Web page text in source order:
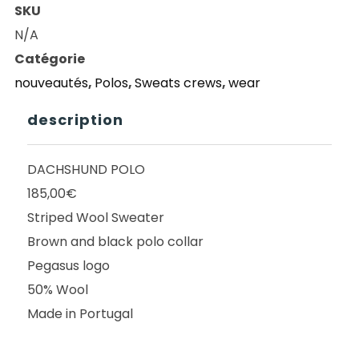
DACHSHUND
POLO
BROWN/BLACK
SKU
N/A
Catégorie
nouveautés, Polos,Sweats crews,wear
description
DACHSHUND POLO
185,00€
Striped Wool Sweater
Brown and black polo collar
Pegasus logo
50% Wool
Made in Portugal